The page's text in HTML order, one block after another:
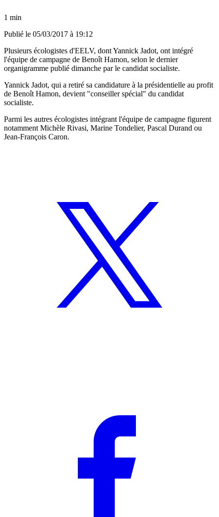
1 min
Publié le 05/03/2017 à 19:12
Plusieurs écologistes d'EELV, dont Yannick Jadot, ont intégré
l'équipe de campagne de Benoît Hamon, selon le dernier
organigramme publié dimanche par le candidat socialiste.
Yannick Jadot, qui a retiré sa candidature à la présidentielle au profit
de Benoît Hamon, devient "conseiller spécial" du candidat
socialiste.
Parmi les autres écologistes intégrant l'équipe de campagne figurent
notamment Michèle Rivasi, Marine Tondelier, Pascal Durand ou
Jean-François Caron.